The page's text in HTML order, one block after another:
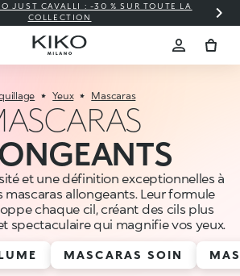
JUST CAVALLI : -30 % SUR TOUTE LA
COLLECTION
Yeux Mascaras
et une définition exceptionnelles à
mascaras allongeants. Leur formule
chaque cil, créant des cils plus
spectaculaire qui magnifie vos yeux.
MASCARAS SOIN